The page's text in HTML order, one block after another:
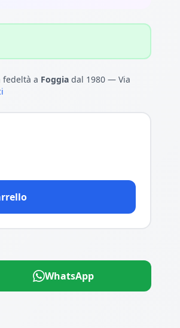
fedeltà a Foggia dal 1980 — Via
WhatsApp